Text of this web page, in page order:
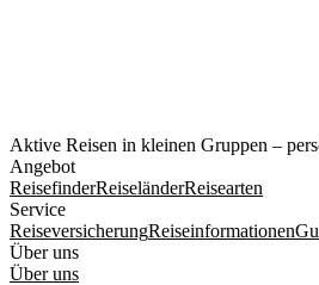
Aktive Reisen in kleinen Gruppen –
Angebot
ReisefinderReiseländerReisearten
Service
ReiseversicherungReiseinformationen
Über uns
Über uns